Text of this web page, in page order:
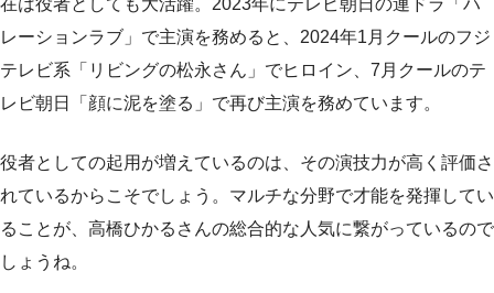
在は役者としても大活躍。2023年にテレビ朝日の連ドラ「ハ
レーションラブ」で主演を務めると、2024年1月クールのフジ
テレビ系「リビングの松永さん」でヒロイン、7月クールのテ
レビ朝日「顔に泥を塗る」で再び主演を務めています。
役者としての起用が増えているのは、その演技力が高く評価さ
れているからこそでしょう。マルチな分野で才能を発揮してい
ることが、高橋ひかるさんの総合的な人気に繋がっているので
しょうね。